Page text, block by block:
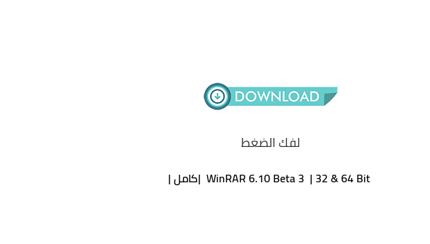
لفك الضغط